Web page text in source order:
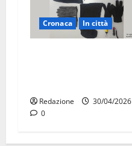
Cronaca In città
Redazione
30/04/2026
0